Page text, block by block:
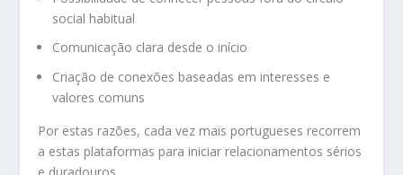
social habitual
Comunicação clara desde o início
Criação de conexões baseadas em interesses e
valores comuns
Por estas razões, cada vez mais portugueses recorrem
a estas plataformas para iniciar relacionamentos sérios